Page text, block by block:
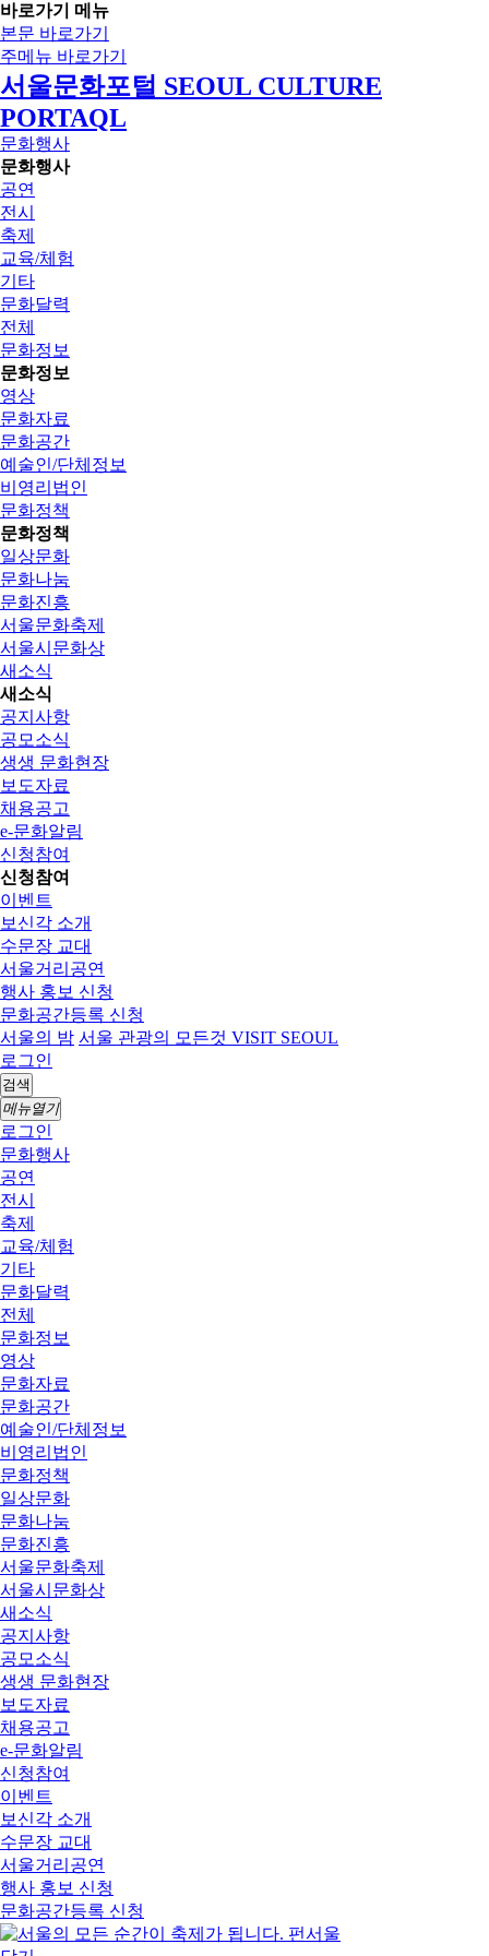
바로가기 메뉴
본문 바로가기
주메뉴 바로가기
서울문화포털 SEOUL CULTURE
PORTAQL
문화행사
문화행사
공연
전시
축제
교육/체험
기타
문화달력
전체
문화정보
문화정보
영상
문화자료
문화공간
예술인/단체정보
비영리법인
문화정책
문화정책
일상문화
문화나눔
문화진흥
서울문화축제
서울시문화상
새소식
새소식
공지사항
공모소식
생생 문화현장
보도자료
채용공고
e-문화알림
신청참여
신청참여
이벤트
보신각 소개
수문장 교대
서울거리공연
행사 홍보 신청
문화공간등록 신청
서울의 밤 서울 관광의 모든것 VISIT SEOUL
로그인
검색
메뉴열기
로그인
문화행사
공연
전시
축제
교육/체험
기타
문화달력
전체
문화정보
영상
문화자료
문화공간
예술인/단체정보
비영리법인
문화정책
일상문화
문화나눔
문화진흥
서울문화축제
서울시문화상
새소식
공지사항
공모소식
생생 문화현장
보도자료
채용공고
e-문화알림
신청참여
이벤트
보신각 소개
수문장 교대
서울거리공연
행사 홍보 신청
문화공간등록 신청